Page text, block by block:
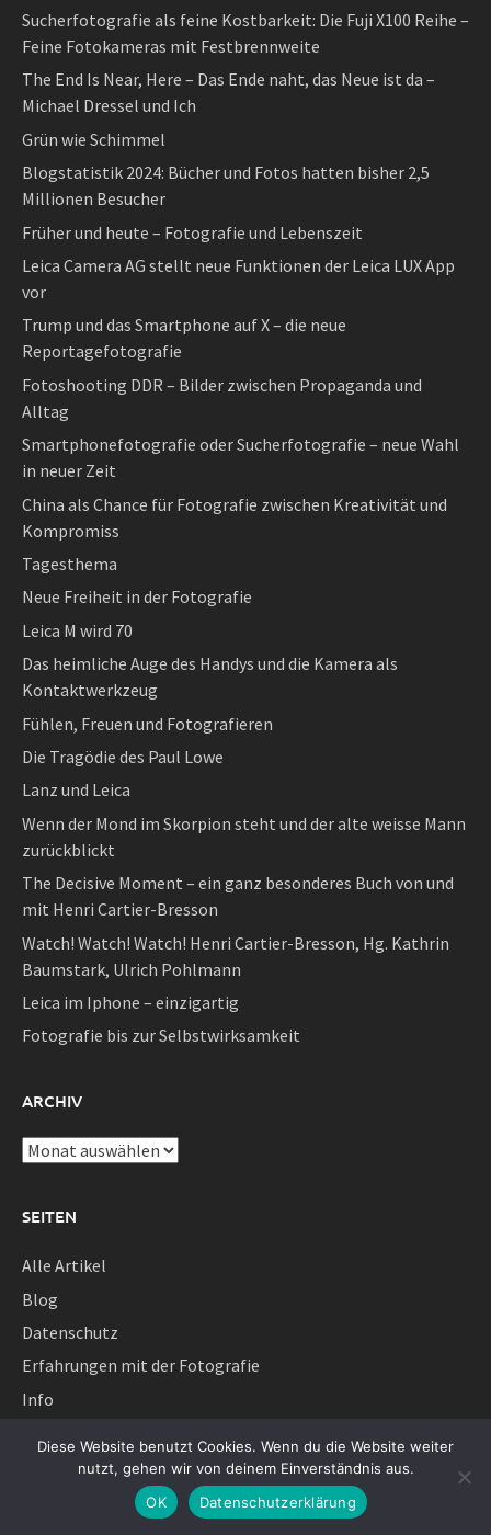
Sucherfotografie als feine Kostbarkeit: Die Fuji X100 Reihe –
Feine Fotokameras mit Festbrennweite
The End Is Near, Here – Das Ende naht, das Neue ist da –
Michael Dressel und Ich
Grün wie Schimmel
Blogstatistik 2024: Bücher und Fotos hatten bisher 2,5
Millionen Besucher
Früher und heute – Fotografie und Lebenszeit
Leica Camera AG stellt neue Funktionen der Leica LUX App
vor
Trump und das Smartphone auf X – die neue
Reportagefotografie
Fotoshooting DDR – Bilder zwischen Propaganda und
Alltag
Smartphonefotografie oder Sucherfotografie – neue Wahl
in neuer Zeit
China als Chance für Fotografie zwischen Kreativität und
Kompromiss
Tagesthema
Neue Freiheit in der Fotografie
Leica M wird 70
Das heimliche Auge des Handys und die Kamera als
Kontaktwerkzeug
Fühlen, Freuen und Fotografieren
Die Tragödie des Paul Lowe
Lanz und Leica
Wenn der Mond im Skorpion steht und der alte weisse Mann
zurückblickt
The Decisive Moment – ein ganz besonderes Buch von und
mit Henri Cartier-Bresson
Watch! Watch! Watch! Henri Cartier-Bresson, Hg. Kathrin
Baumstark, Ulrich Pohlmann
Leica im Iphone – einzigartig
Fotografie bis zur Selbstwirksamkeit
ARCHIV
Archiv
SEITEN
Alle Artikel
Blog
Datenschutz
Erfahrungen mit der Fotografie
Info
NEUESTE KOMMENTARE
Neue Zeiten – dokumentarfotografie.de at/com
Diese Website benutzt Cookies. Wenn du die Website weiter
nutzt, gehen wir von deinem Einverständnis aus.
OK
Datenschutzerklärung